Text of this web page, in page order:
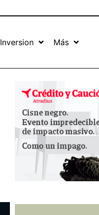
Inversion Más